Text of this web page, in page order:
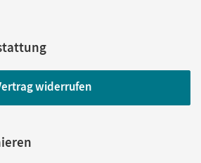
widerrufen